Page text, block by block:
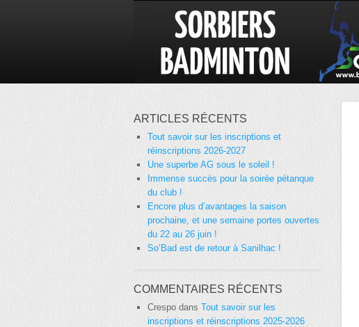
ARTICLES RÉCENTS
Tout savoir sur les inscriptions et
réinscriptions 2026-2027
Une superbe AG sous le soleil !
Immense succès pour la soirée pétanque
du club !
Encore plus d’avantages la saison
prochaine, et une semaine portes ouvertes
du 22 au 26 juin !
So’Bad est de retour à Sanilhac !
COMMENTAIRES RÉCENTS
Crespo dans Tout savoir sur les
inscriptions et réinscriptions 2025-2026